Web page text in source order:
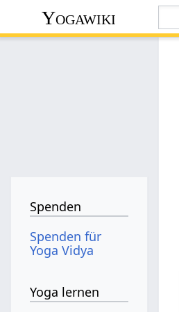
Yogawiki
Spenden
Spenden für
Yoga Vidya
Yoga lernen